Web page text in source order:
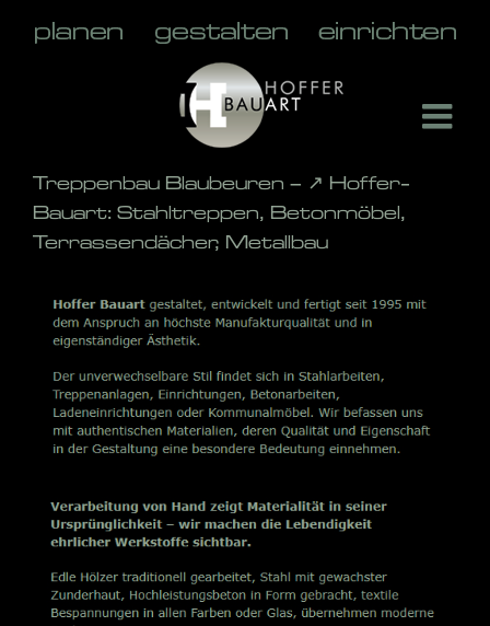
Treppenbau Blaubeuren – ↗️ Hoffer-
Bauart: Stahltreppen, Betonmöbel,
Terrassendächer, Metallbau